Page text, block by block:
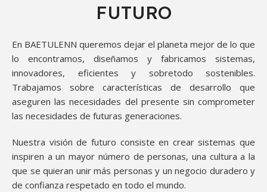
FUTURO
En BAETULENN queremos dejar el planeta mejor de lo que
lo encontramos, diseñamos y fabricamos sistemas,
innovadores, eficientes y sobretodo sostenibles.
Trabajamos sobre características de desarrollo que
aseguren las necesidades del presente sin comprometer
las necesidades de futuras generaciones.
Nuestra visión de futuro consiste en crear sistemas que
inspiren a un mayor número de personas, una cultura a la
que se quieran unir más personas y un negocio duradero y
de confianza respetado en todo el mundo.